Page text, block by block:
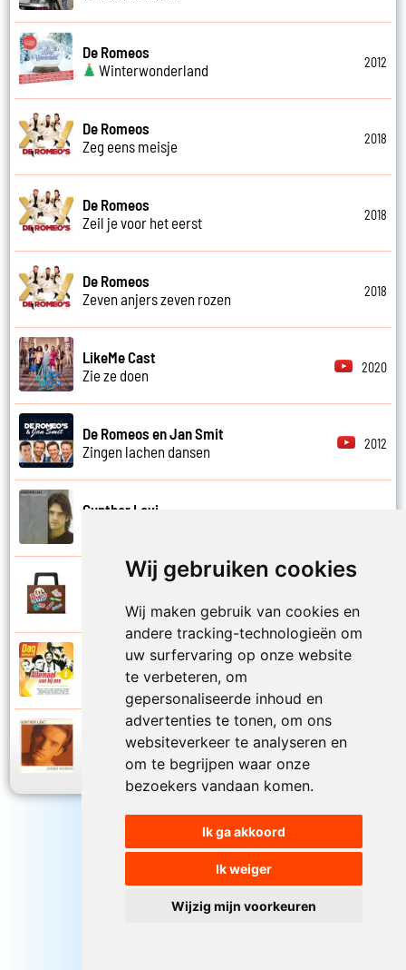
Wij gebruiken cookies
Wij maken gebruik van cookies en
andere tracking-technologieën om
uw surfervaring op onze website
te verbeteren, om
gepersonaliseerde inhoud en
advertenties te tonen, om ons
websiteverkeer te analyseren en
om te begrijpen waar onze
bezoekers vandaan komen.
Ik ga akkoord
Ik weiger
Wijzig mijn voorkeuren
De Romeos
Winterwonderland
2012
De Romeos
Zeg eens meisje
2018
De Romeos
Zeil je voor het eerst
2018
De Romeos
Zeven anjers zeven rozen
2018
LikeMe Cast
Zie ze doen
2020
De Romeos en Jan Smit
Zingen lachen dansen
2012
Gunther Levi
Zomertijd
De Romeos
Zondag
Gunther Levi
Zonder woorden